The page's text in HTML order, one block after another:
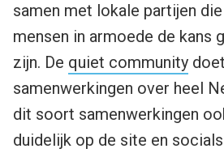
samen met lokale partijen
mensen in armoede de kans
zijn. De quiet community
samenwerkingen over heel
dit soort samenwerkingen
duidelijk op de site en